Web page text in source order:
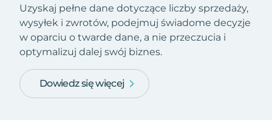
Uzyskaj pełne dane dotyczące liczby sprzedaży,
wysyłek i zwrotów, podejmuj świadome decyzje
w oparciu o twarde dane, a nie przeczucia i
optymalizuj dalej swój biznes.
Dowiedz się więcej